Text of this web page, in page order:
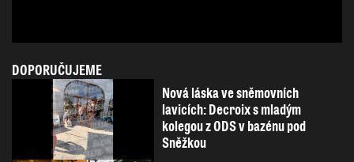
DOPORUČUJEME
Nová láska ve sněmovních
lavicích: Decroix s mladým
kolegou z ODS v bazénu pod
Sněžkou